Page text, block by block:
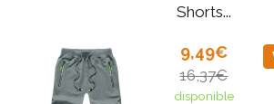
Shorts...
9,49€
16,37€
disponible